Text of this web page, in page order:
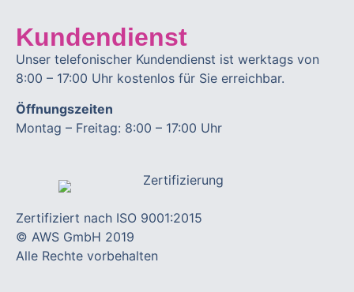
Kundendienst
Unser telefonischer Kundendienst ist werktags von
8:00 – 17:00 Uhr kostenlos für Sie erreichbar.
Öffnungszeiten
Montag – Freitag: 8:00 – 17:00 Uhr
Zertifiziert nach ISO 9001:2015
© AWS GmbH 2019
Alle Rechte vorbehalten